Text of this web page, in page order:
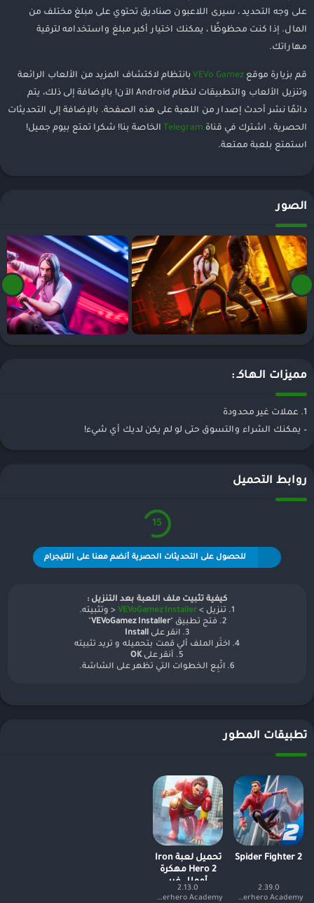
على وجه التحديد ، سيرى اللاعبون صناديق تحتوي على مبلغ مختلف من
المال. إذا كنت محظوظًا ، يمكنك اختيار أكبر مبلغ واستخدامه لترقية
مهاراتك.
قم بزيارة موقع VEVo Gamez بانتظام لاكتشاف المزيد من الألعاب الرائعة
وتنزيل الألعاب والتطبيقات لنظام Android الآن! بالإضافة إلى ذلك، يتم
دائمًا نشر أحدث إصدار من اللعبة على هذه الصفحة. بالإضافة إلى التحديثات
الحصرية ، اشترك في قناة Telegram الخاصة بنا! شكرا تمتع بيوم جميل!
استمتع بلعبة ممتعة.
الصور
مميزات الـهـاكـ :
1. عملات غير محدودة
– يمكنك الشراء والتسوق حتى لو لم يكن لديك أي شيء!
روابط التحميل
15
للحصول على التحديثات الحصرية أنضم معنا على التليجرام
كيفية تثبيت ملف اللعبة بعد التنزيل :
1. تنزيل >
VEVoGamez Installer < وتثبيته.
2. فتح تطبيق "
VEVoGamez Installer
"
3. انقر على
Install
4. اختَر الملف ألي قمت بتحميله و تريد تثبيته
5. أنقر على
OK
6. اتّبِع الخطوات التي تظهر على الشاشة.
تطبيقات المطور
Spider Fighter 2
2.39.0
Superhero Academy
تحميل لعبة Iron
Hero 2 مهكرة
أموال غير
محدودة
2.13.0
Superhero Academy